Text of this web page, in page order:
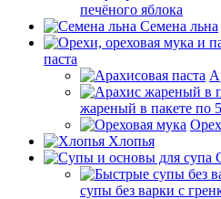
печёного яблока
Семена льна
паста
жареный в пакете по
Хлопья
супы без варки с